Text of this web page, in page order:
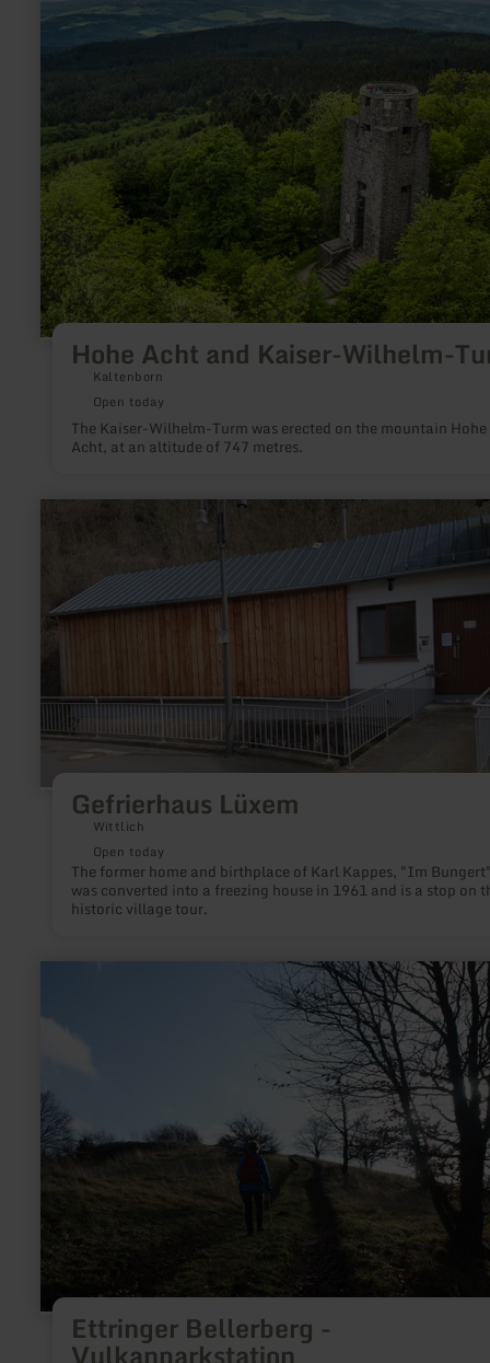
Hohe Acht and Kaiser-Wilhelm-
Kaltenborn
Open today
The Kaiser-Wilhelm-Turm was erected on the mountain Hohe
Acht, at an altitude of 747 metres.
Acht
Gefrierhaus Lüxem
Wittlich
Open today
The former home and birthplace of Karl Kappes, "Im
was converted into a freezing house in 1961 and is a stop on
historic village tour.
Ettringer Bellerberg -
Ettringer
Bellerberg